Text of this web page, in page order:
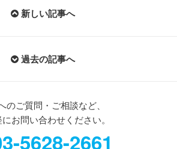
新しい記事へ
過去の記事へ
のご質問・ご相談など、
お問い合わせください。
5628-2661